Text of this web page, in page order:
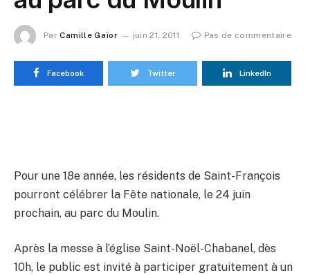
Par Camille Gaïor juin 21, 2011 Pas de commentaire
Facebook Twitter LinkedIn
Pour une 18e année, les résidents de Saint-François
pourront célébrer la Fête nationale, le 24 juin
prochain, au parc du Moulin.
Après la messe à l’église Saint-Noël-Chabanel, dès
10h, le public est invité à participer gratuitement à un